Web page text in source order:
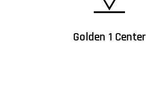
Golden 1 Center